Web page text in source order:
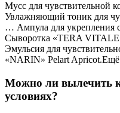
Мусс для чувствительной
Увлажняющий тоник для
… Ампула для укрепления
Сыворотка «TERA
Эмульсия для
«NARIN» Pelart
Можно ли вылечить
условиях?